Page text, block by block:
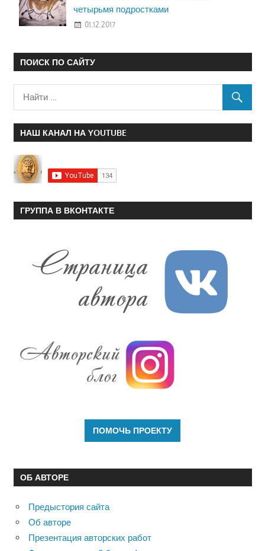
четырьмя подростками
01.12.2017
ПОИСК ПО САЙТУ
НАШ КАНАЛ НА YOUTUBE
ГРУППА В ВКОНТАКТЕ
ОБ АВТОРЕ
Предыстория сайта
Об авторе
Презентация авторских работ